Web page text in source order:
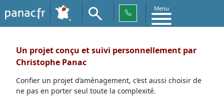
Menu
Un projet conçu et suivi personnellement par
Christophe Panac
Confier un projet d’aménagement, c’est aussi choisir de
ne pas en porter seul toute la complexité.